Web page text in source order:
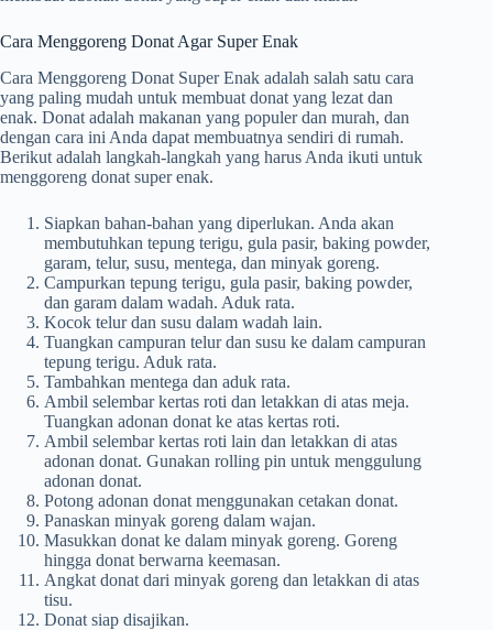
Cara Menggoreng Donat Agar Super Enak
Cara Menggoreng Donat Super Enak adalah salah satu cara
yang paling mudah untuk membuat donat yang lezat dan
enak. Donat adalah makanan yang populer dan murah, dan
dengan cara ini Anda dapat membuatnya sendiri di rumah.
Berikut adalah langkah-langkah yang harus Anda ikuti untuk
menggoreng donat super enak.
Siapkan bahan-bahan yang diperlukan. Anda akan
membutuhkan tepung terigu, gula pasir, baking powder,
garam, telur, susu, mentega, dan minyak goreng.
Campurkan tepung terigu, gula pasir, baking powder,
dan garam dalam wadah. Aduk rata.
Kocok telur dan susu dalam wadah lain.
Tuangkan campuran telur dan susu ke dalam campuran
tepung terigu. Aduk rata.
Tambahkan mentega dan aduk rata.
Ambil selembar kertas roti dan letakkan di atas meja.
Tuangkan adonan donat ke atas kertas roti.
Ambil selembar kertas roti lain dan letakkan di atas
adonan donat. Gunakan rolling pin untuk menggulung
adonan donat.
Potong adonan donat menggunakan cetakan donat.
Panaskan minyak goreng dalam wajan.
Masukkan donat ke dalam minyak goreng. Goreng
hingga donat berwarna keemasan.
Angkat donat dari minyak goreng dan letakkan di atas
tisu.
Donat siap disajikan.